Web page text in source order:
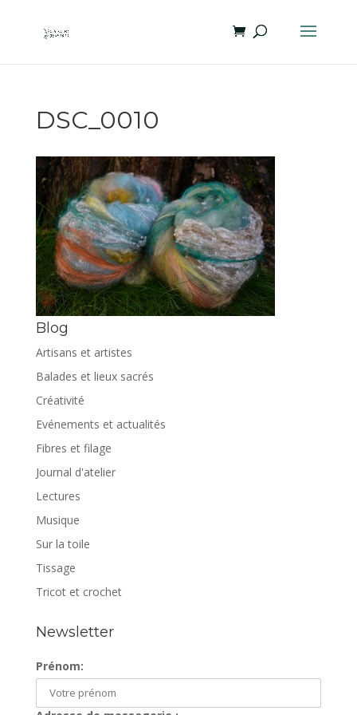
DSC_0010
Blog
Artisans et artistes
Balades et lieux sacrés
Créativité
Evénements et actualités
Fibres et filage
Journal d'atelier
Lectures
Musique
Sur la toile
Tissage
Tricot et crochet
Newsletter
Prénom: